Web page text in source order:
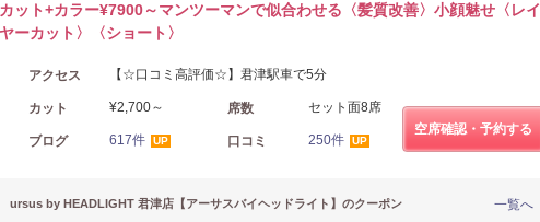
カット+カラー¥7900～マンツーマンで似合わせる〈髪質改善〉小顔魅せ〈レイ
ヤーカット〉〈ショート〉
アクセス 【☆口コミ高評価☆】君津駅車で5分
カット ¥2,700～ 席数 セット面8席
ブログ 617件 UP 口コミ 250件 UP
空席確認・予約する
ursus by HEADLIGHT 君津店【アーサスバイヘッドライト】のクーポン 一覧へ